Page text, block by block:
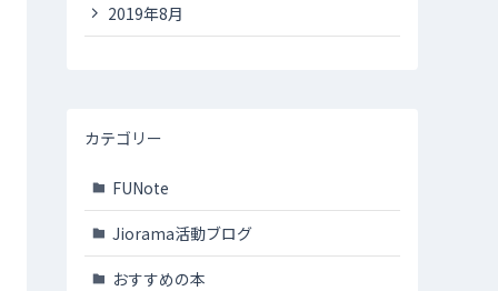
2019年8月
カテゴリー
FUNote
Jiorama活動ブログ
おすすめの本